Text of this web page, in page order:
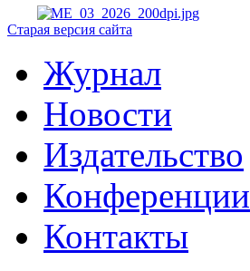
Старая версия сайта
Журнал
Новости
Издательство
Конференции
Контакты